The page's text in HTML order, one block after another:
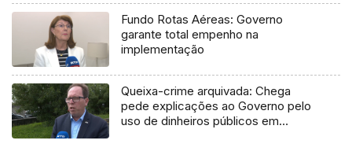
Fundo Rotas Aéreas: Governo
garante total empenho na
implementação
Queixa-crime arquivada: Chega
pede explicações ao Governo pelo
uso de dinheiros públicos em